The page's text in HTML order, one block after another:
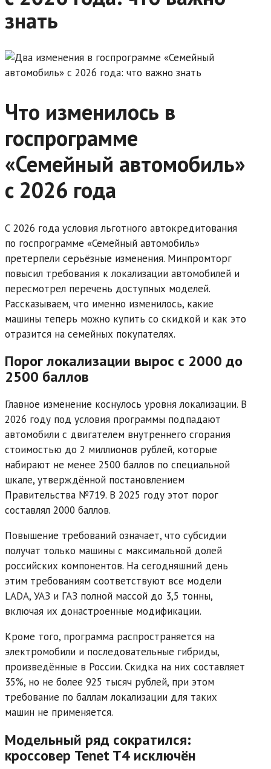
знать
Что изменилось в
госпрограмме
«Семейный автомобиль»
с 2026 года
С 2026 года условия льготного автокредитования
по госпрограмме «Семейный автомобиль»
претерпели серьёзные изменения. Минпромторг
повысил требования к локализации автомобилей и
пересмотрел перечень доступных моделей.
Рассказываем, что именно изменилось, какие
машины теперь можно купить со скидкой и как это
отразится на семейных покупателях.
Порог локализации вырос с 2000 до
2500 баллов
Главное изменение коснулось уровня локализации. В
2026 году под условия программы подпадают
автомобили с двигателем внутреннего сгорания
стоимостью до 2 миллионов рублей, которые
набирают не менее 2500 баллов по специальной
шкале, утверждённой постановлением
Правительства №719. В 2025 году этот порог
составлял 2000 баллов.
Повышение требований означает, что субсидии
получат только машины с максимальной долей
российских компонентов. На сегодняшний день
этим требованиям соответствуют все модели
LADA, УАЗ и ГАЗ полной массой до 3,5 тонны,
включая их донастроенные модификации.
Кроме того, программа распространяется на
электромобили и последовательные гибриды,
произведённые в России. Скидка на них составляет
35%, но не более 925 тысяч рублей, при этом
требование по баллам локализации для таких
машин не применяется.
Модельный ряд сократился:
кроссовер Tenet T4 исключён